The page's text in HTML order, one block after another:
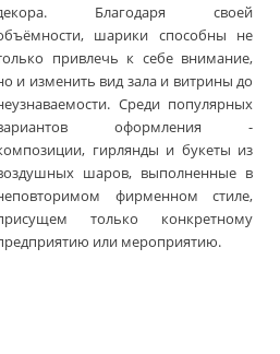
Благодаря своей
шарики способны не
привлечь к себе внимание,
и изменить вид зала и витрины до
Среди популярных
оформления -
гирлянды и букеты из
шаров, выполненные в
фирменном стиле,
только конкретному
или мероприятию.